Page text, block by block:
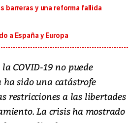
barreras y una reforma fallida
a España y Europa
COVID-19 no puede
sido una catástrofe
restricciones a las libertades
La crisis ha mostrado